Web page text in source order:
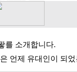
를 소개합니다.
언제 유대인이 되